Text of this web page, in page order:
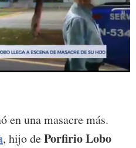
en una masacre más.
, hijo dePorfirio Lobo